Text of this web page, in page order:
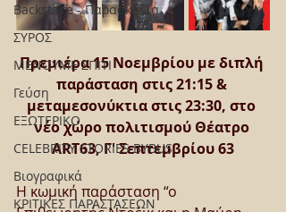
Backstage - Παρασκήνια
ΣΥΡΟΣ
ΜΕΝΟΥΜΕ ΣΠΙΤΙ
Γεύση
ΕΞΩΤΕΡΙΚΟ
CELEBRITY STORIES BYBUS
Βιογραφικά
ΚΡΙΤΙΚΕΣ ΠΑΡΑΣΤΑΣΕΩΝ
Πρεμιέρα 15 Νοεμβρίου με διπλή
παράσταση στις 21:15 &
μεταμεσονύκτια στις 23:30, στο
νέο χώρο πολιτισμού Θέατρο
ART63, Γ' Σεπτεμβρίου 63
Η κωμική παράσταση “ο